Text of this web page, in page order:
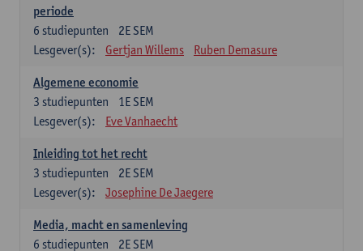
periode
2E SEM
6 studiepunten
Lesgever(s):
Gertjan Willems Ruben Demasure
Algemene economie
1E SEM
3 studiepunten
Lesgever(s):
Eve Vanhaecht
Inleiding tot het recht
2E SEM
3 studiepunten
Lesgever(s):
Josephine De Jaegere
Media, macht en samenleving
2E SEM
6 studiepunten